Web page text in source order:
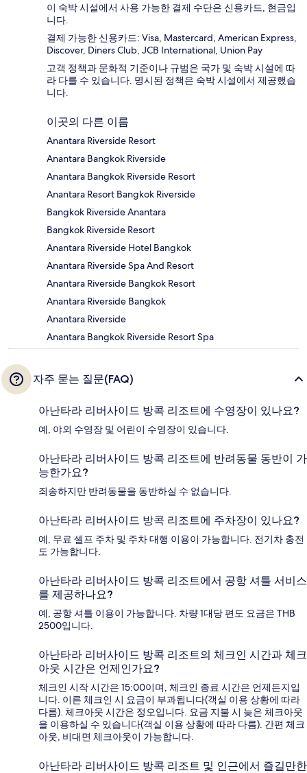
이 숙박 시설에서 사용 가능한 결제 수단은 신용카드, 현금입
니다.
결제 가능한 신용카드: Visa, Mastercard, American Express,
Discover, Diners Club, JCB International, Union Pay
고객 정책과 문화적 기준이나 규범은 국가 및 숙박 시설에 따
라 다를 수 있습니다. 명시된 정책은 숙박 시설에서 제공했습
니다.
이곳의 다른 이름
Anantara Riverside Resort
Anantara Bangkok Riverside
Anantara Bangkok Riverside Resort
Anantara Resort Bangkok Riverside
Bangkok Riverside Anantara
Bangkok Riverside Resort
Anantara Riverside Hotel Bangkok
Anantara Riverside Spa And Resort
Anantara Riverside Bangkok Resort
Anantara Riverside Bangkok
Anantara Riverside
Anantara Bangkok Riverside Resort Spa
자주 묻는 질문(FAQ)
아난타라 리버사이드 방콕 리조트에 수영장이 있나요?
예, 야외 수영장 및 어린이 수영장이 있습니다.
아난타라 리버사이드 방콕 리조트에 반려동물 동반이 가
능한가요?
죄송하지만 반려동물을 동반하실 수 없습니다.
아난타라 리버사이드 방콕 리조트에 주차장이 있나요?
예, 무료 셀프 주차 및 주차 대행 이용이 가능합니다. 전기차 충전
도 가능합니다.
아난타라 리버사이드 방콕 리조트에서 공항 셔틀 서비스
를 제공하나요?
예, 공항 셔틀 이용이 가능합니다. 차량 1대당 편도 요금은 THB
2500입니다.
아난타라 리버사이드 방콕 리조트의 체크인 시간과 체크
아웃 시간은 언제인가요?
체크인 시작 시간은 15:00이며, 체크인 종료 시간은 언제든지입
니다. 이른 체크인 시 요금이 부과됩니다(객실 이용 상황에 따라
다름). 체크아웃 시간은 정오입니다. 요금 지불 시 늦은 체크아웃
을 이용하실 수 있습니다(객실 이용 상황에 따라 다름). 간편 체크
아웃, 비대면 체크아웃이 가능합니다.
아난타라 리버사이드 방콕 리조트 및 인근에서 즐길만한